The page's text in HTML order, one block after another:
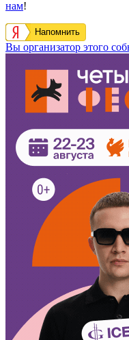
нам!
Напомнить
Вы организатор этого